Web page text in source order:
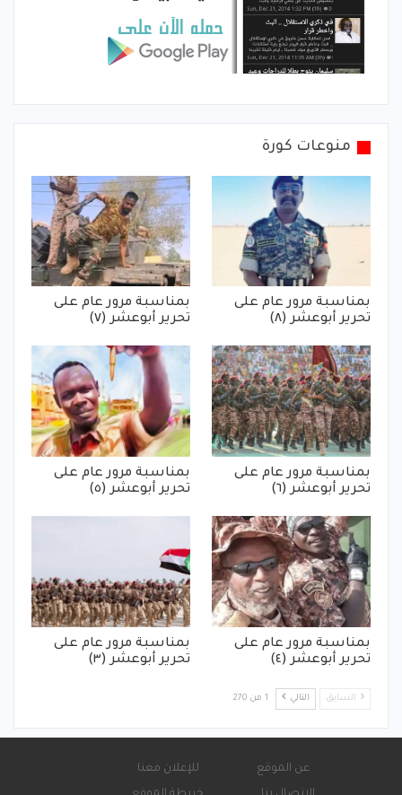
منوعات كورة
بمناسبة مرور عام على
تحرير أبوعشر (٨)
بمناسبة مرور عام على
تحرير أبوعشر (٧)
بمناسبة مرور عام على
تحرير أبوعشر (٦)
بمناسبة مرور عام على
تحرير أبوعشر (٥)
بمناسبة مرور عام على
تحرير أبوعشر (٤)
بمناسبة مرور عام على
تحرير أبوعشر (٣)
السابق التالي 1 من 270
عن الموقع
للإعلان معنا